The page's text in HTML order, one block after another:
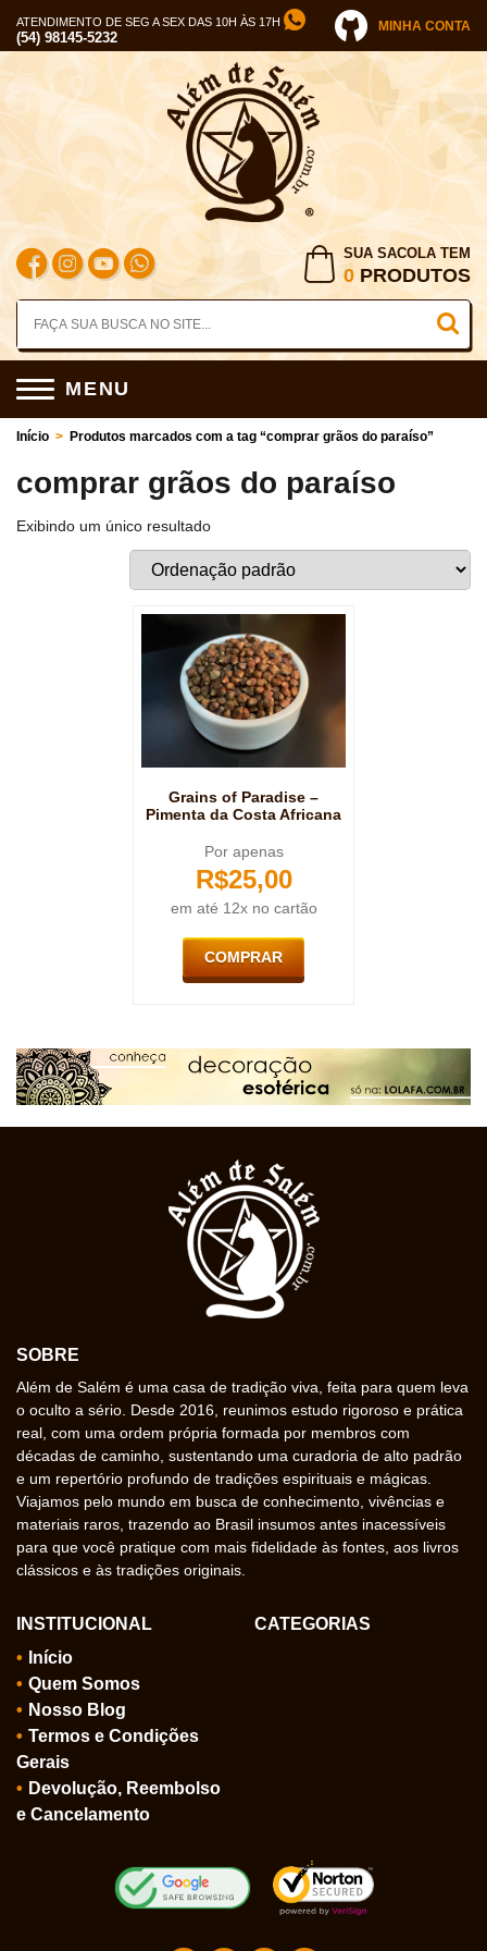
ATENDIMENTO DE SEG A SEX DAS 10H ÀS 17H
(54) 98145-5232
MINHA CONTA
SUA SACOLA TEM
0 PRODUTOS
MENU
Início > Produtos marcados com a tag “comprar grãos do paraíso”
comprar grãos do paraíso
Exibindo um único resultado
Grains of Paradise –
Pimenta da Costa Africana
Por apenas
R$25,00
em até 12x no cartão
COMPRAR
SOBRE
Além de Salém é uma casa de tradição viva, feita para quem leva
o oculto a sério. Desde 2016, reunimos estudo rigoroso e prática
real, com uma ordem própria formada por membros com
décadas de caminho, sustentando uma curadoria de alto padrão
e um repertório profundo de tradições espirituais e mágicas.
Viajamos pelo mundo em busca de conhecimento, vivências e
materiais raros, trazendo ao Brasil insumos antes inacessíveis
para que você pratique com mais fidelidade às fontes, aos livros
clássicos e às tradições originais.
INSTITUCIONAL
Início
Quem Somos
Nosso Blog
Termos e Condições
Gerais
Devolução, Reembolso
e Cancelamento
CATEGORIAS